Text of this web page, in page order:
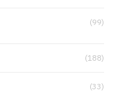
(99)
(188)
(33)